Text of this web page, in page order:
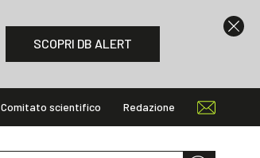
SCOPRI DB ALERT
Comitato scientifico Redazione